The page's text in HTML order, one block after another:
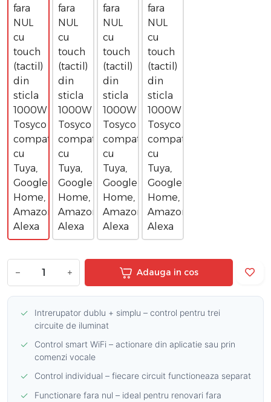
− + Adauga in cos
✓
Intrerupator dublu + simplu – control pentru trei
circuite de iluminat
✓
Control smart WiFi – actionare din aplicatie sau prin
comenzi vocale
✓ Control individual – fiecare circuit functioneaza separat
✓
Functionare fara nul – ideal pentru renovari fara